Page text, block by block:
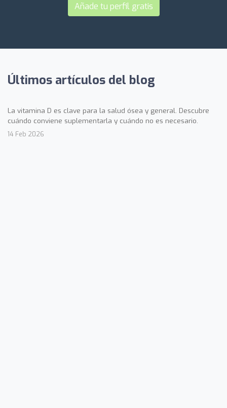
Añade tu perfil gratis
Últimos artículos del blog
La vitamina D es clave para la salud ósea y general. Descubre
cuándo conviene suplementarla y cuándo no es necesario.
14 Feb 2026